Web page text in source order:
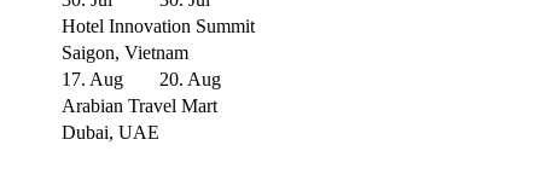
Hotel Innovation Summit
Saigon, Vietnam
17. Aug
20. Aug
Arabian Travel Mart
Dubai, UAE